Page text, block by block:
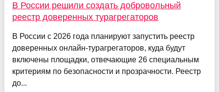
В России решили создать добровольный
реестр доверенных турагрегаторов
В России с 2026 года планируют запустить реестр
доверенных онлайн-турагрегаторов, куда будут
включены площадки, отвечающие 26 специальным
критериям по безопасности и прозрачности. Реестр
до...